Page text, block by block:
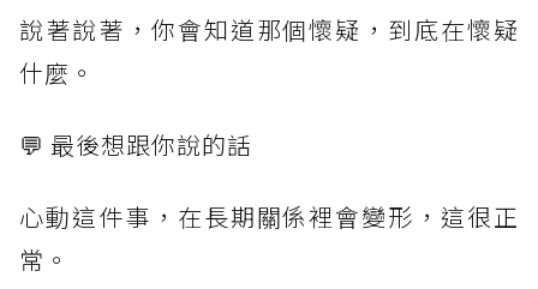
說著說著，你會知道那個懷疑，到底在懷疑
什麼。
💬 最後想跟你說的話
心動這件事，在長期關係裡會變形，這很正
常。